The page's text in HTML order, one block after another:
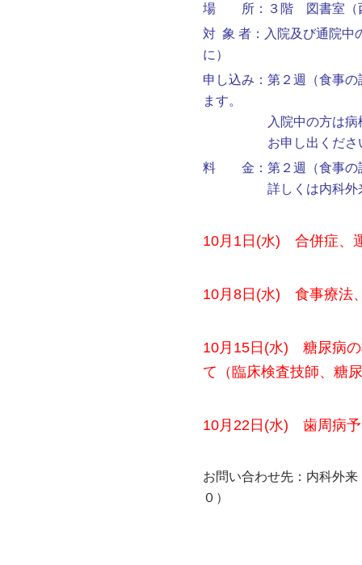
場 所：３階 図書室（
対 象 者：入院及び通院中
に）
申し込み：第２週（食事
ます。
入院中の方は病棟看
お申し出くださ
料 金：第２週（食事の
詳しくは内科外来看
10月1日(水) 合併症、
10月8日(水) 食事療法
10月15日(水) 糖尿病の
て（臨床検査技師、糖
10月22日(水) 歯周病予
お問い合わせ先：内科外
０）